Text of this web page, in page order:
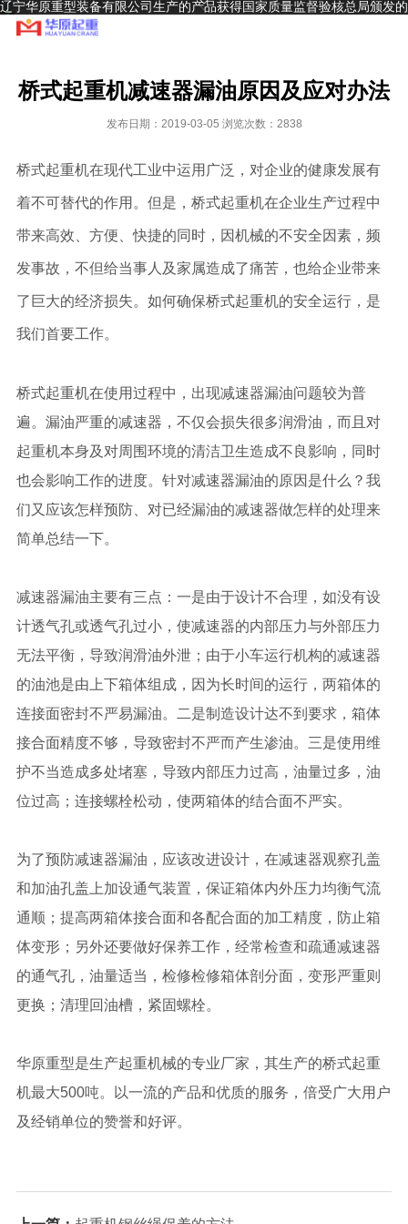
辽宁华原重型装备有限公司生产的产品获得国家质量监督验核总局颁发的
A级起重机生产制造许可证和安装、改造、维修许可证，并通过ISO9001
桥式起重机减速器漏油原因及应对办法
发布日期：2019-03-05 浏览次数：2838
桥式起重机在现代工业中运用广泛，对企业的健康发展有
着不可替代的作用。但是，桥式起重机在企业生产过程中
带来高效、方便、快捷的同时，因机械的不安全因素，频
发事故，不但给当事人及家属造成了痛苦，也给企业带来
了巨大的经济损失。如何确保桥式起重机的安全运行，是
我们首要工作。
桥式起重机在使用过程中，出现减速器漏油问题较为普
遍。漏油严重的减速器，不仅会损失很多润滑油，而且对
起重机本身及对周围环境的清洁卫生造成不良影响，同时
也会影响工作的进度。针对减速器漏油的原因是什么？我
们又应该怎样预防、对已经漏油的减速器做怎样的处理来
简单总结一下。
减速器漏油主要有三点：一是由于设计不合理，如没有设
计透气孔或透气孔过小，使减速器的内部压力与外部压力
无法平衡，导致润滑油外泄；由于小车运行机构的减速器
的油池是由上下箱体组成，因为长时间的运行，两箱体的
连接面密封不严易漏油。二是制造设计达不到要求，箱体
接合面精度不够，导致密封不严而产生渗油。三是使用维
护不当造成多处堵塞，导致内部压力过高，油量过多，油
位过高；连接螺栓松动，使两箱体的结合面不严实。
为了预防减速器漏油，应该改进设计，在减速器观察孔盖
和加油孔盖上加设通气装置，保证箱体内外压力均衡气流
通顺；提高两箱体接合面和各配合面的加工精度，防止箱
体变形；另外还要做好保养工作，经常检查和疏通减速器
的通气孔，油量适当，检修检修箱体剖分面，变形严重则
更换；清理回油槽，紧固螺栓。
华原重型是生产起重机械的专业厂家，其生产的桥式起重
机最大500吨。以一流的产品和优质的服务，倍受广大用户
及经销单位的赞誉和好评。